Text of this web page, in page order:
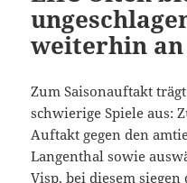
weiterhin an
Zum Saisonauftakt
schwierige Spiele aus:
Auftakt gegen den
Langenthal sowie
Visp, bei diesem